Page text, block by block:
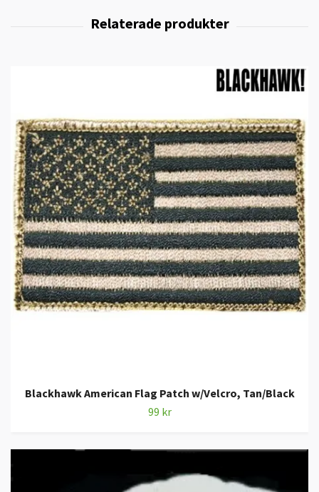
Blackhawk American Flag Patch w/Velcro, Tan/Black
99 kr